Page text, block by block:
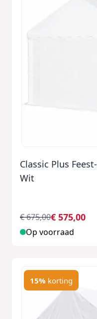
Classic Plus
Wit
€ 575,00
€ 675,00
Op voorraad
15% korting